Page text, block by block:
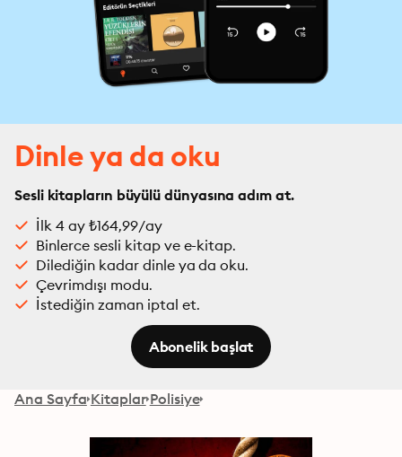
Dinle ya da oku
Sesli kitapların büyülü dünyasına adım at.
İlk 4 ay ₺164,99/ay
Binlerce sesli kitap ve e-kitap.
Dilediğin kadar dinle ya da oku.
Çevrimdışı modu.
İstediğin zaman iptal et.
Abonelik başlat
Ana Sayfa Kitaplar Polisiye